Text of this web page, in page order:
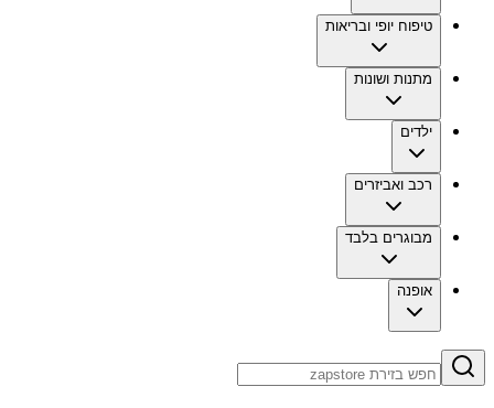
טיפוח יופי ובריאות
מתנות ושונות
ילדים
רכב ואביזרים
מבוגרים בלבד
אופנה